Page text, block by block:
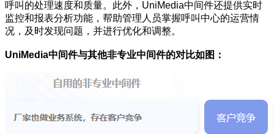
呼叫的处理速度和质量。此外，UniMedia中间件还提供实时
监控和报表分析功能，帮助管理人员掌握呼叫中心的运营情
况，及时发现问题，并进行优化和调整。
UniMedia中间件与其他非专业中间件的对比如图：